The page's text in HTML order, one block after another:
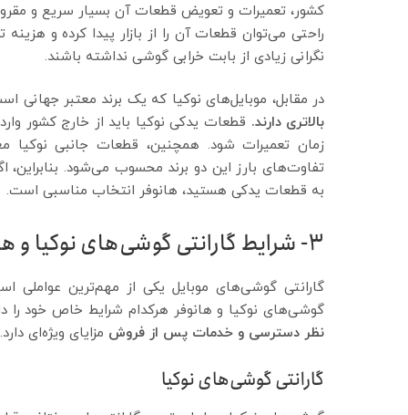
کشور، تعمیرات و تعویض قطعات آن بسیار سریع و
راحتی می‌توان قطعات آن را از بازار پیدا کرده و
نگرانی زیادی از بابت خرابی گوشی نداشته باشند.
در مقابل، موبایل‌های نوکیا که یک برند معتبر جهانی
بالاتری دارند. قطعات یدکی نوکیا باید از خارج کشور
زمان تعمیرات شود. همچنین، قطعات جانبی نوکیا
تفاوت‌های بارز این دو برند محسوب می‌شود. بنابراین،
به قطعات یدکی هستید، هانوفر انتخاب مناسبی است.
3- شرایط گارانتی گوشی‌های نوکیا و هانوفر
گارانتی گوشی‌های موبایل یکی از مهم‌ترین
گوشی‌های نوکیا و هانوفر هرکدام شرایط خاص خود را
نظر دسترسی و خدمات پس از فروش مزایای ویژه‌ای دارد.
گارانتی گوشی‌های نوکیا